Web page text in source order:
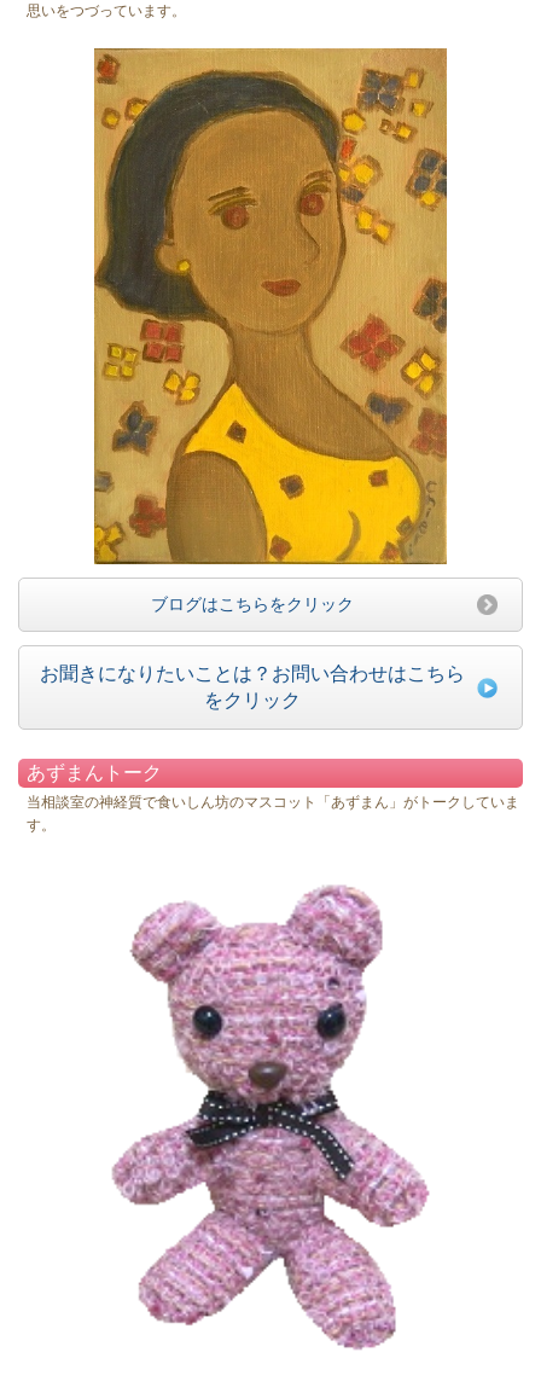
思いをつづっています。
ブログはこちらをクリック
お聞きになりたいことは？お問い合わせはこちら
をクリック
あずまんトーク
当相談室の神経質で食いしん坊のマスコット「あずまん」がトークしていま
す。